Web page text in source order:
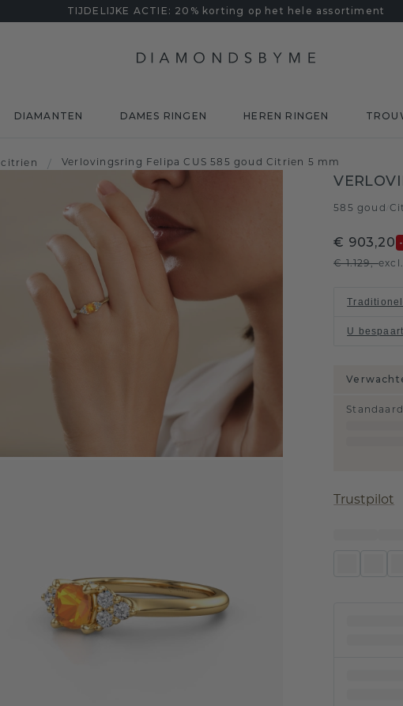
TIJDELIJKE ACTIE: 20% korting op het hele assortiment
DIAMANTEN DAMES RINGEN HEREN RINGEN
citrien / Verlovingsring Felipa CUS 585 goud Citrien 5 mm
585 goud
€ 903,20
€ 1.129,-
U bespaart
Standaard
Trustpilot